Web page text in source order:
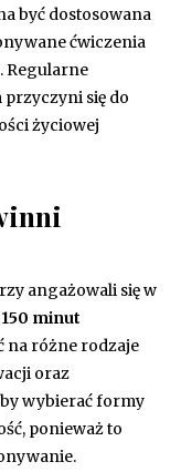
być dostosowana
ćwiczenia
Regularne
się do
życiowej
angażowali się w
150 minut
na różne rodzaje
oraz
wybierać formy
ponieważ to